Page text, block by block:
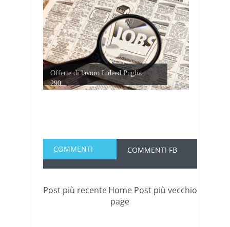
Offerte di lavoro Indeed Puglia
290...
COMMENTI COMMENTI FB
Post più recente Post più vecchio
Home
page